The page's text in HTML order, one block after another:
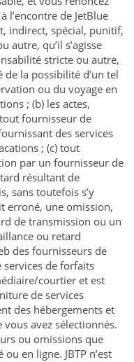
l’encontre de JetBlue
indirect, spécial, punitif,
autre, qu’il s’agisse
stricte ou autre,
de la possibilité d’un tel
ou du voyage en
; (b) les actes,
fournisseur de
des services
; (c) tout
par un fournisseur de
résultant de
sans toutefois s’y
erroné, une omission,
de transmission ou un
ou retard
des fournisseurs de
services de forfaits
courtier et est
de services
des hébergements et
avez sélectionnés.
ou omissions que
en ligne. JBTP n’est